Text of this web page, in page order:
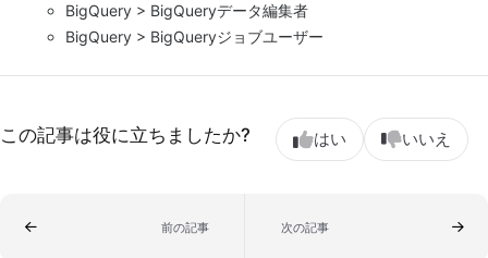
BigQuery > BigQueryデータ編集者
BigQuery > BigQueryジョブユーザー
この記事は役に立ちましたか? はい いいえ
前の記事 次の記事